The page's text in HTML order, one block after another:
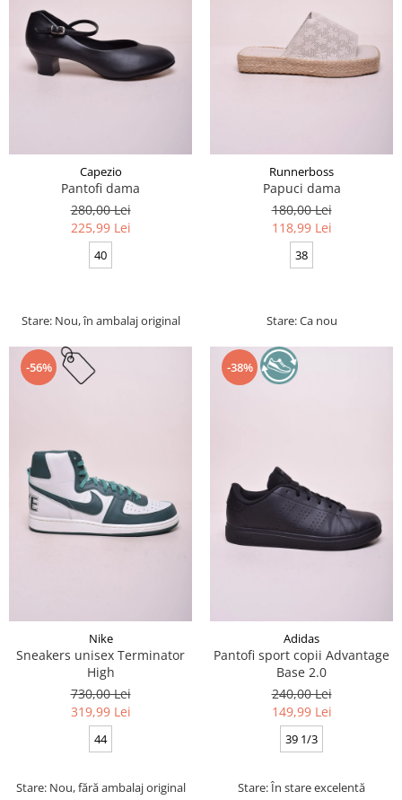
Capezio
Pantofi dama
280,00 Lei
225,99 Lei
40
Stare: Nou, în ambalaj original
Runnerboss
Papuci dama
180,00 Lei
118,99 Lei
38
Stare: Ca nou
-56%
Nike
Sneakers unisex Terminator
High
730,00 Lei
319,99 Lei
44
Stare: Nou, fără ambalaj original
-38%
Adidas
Pantofi sport copii Advantage
Base 2.0
240,00 Lei
149,99 Lei
39 1/3
Stare: În stare excelentă